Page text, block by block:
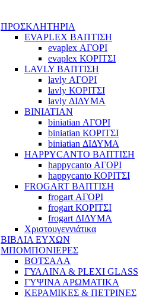
ΠΡΟΣΚΛΗΤΗΡΙΑ
EVAPLEX ΒΑΠΤΙΣΗ
evaplex ΑΓΟΡΙ
evaplex ΚΟΡΙΤΣΙ
LAVLY ΒΑΠΤΙΣΗ
lavly ΑΓΟΡΙ
lavly ΚΟΡΙΤΣΙ
lavly ΔΙΔΥΜΑ
BINIATIAN
biniatian ΑΓΟΡΙ
biniatian ΚΟΡΙΤΣΙ
biniatian ΔΙΔΥΜΑ
HAPPYCANTO ΒΑΠΤΙΣΗ
happycanto ΑΓΟΡΙ
happycanto ΚΟΡΙΤΣΙ
FROGART ΒΑΠΤΙΣΗ
frogart ΑΓΟΡΙ
frogart ΚΟΡΙΤΣΙ
frogart ΔΙΔΥΜΑ
Χριστουγεννιάτικα
ΒΙΒΛΙΑ ΕΥΧΩΝ
ΜΠΟΜΠΟΝΙΕΡΕΣ
ΒΟΤΣΑΛΑ
ΓΥΑΛΙΝΑ & PLEXI GLASS
ΓΥΨΙΝΑ ΑΡΩΜΑΤΙΚΑ
ΚΕΡΑΜΙΚΕΣ & ΠΕΤΡΙΝΕΣ